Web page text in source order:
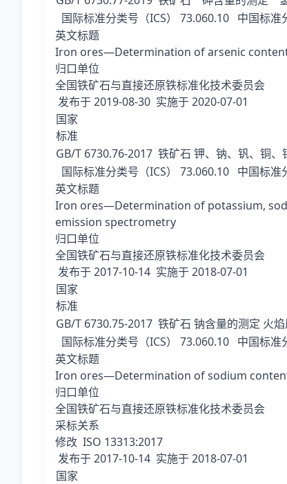
国际标准分类号（ICS）
73.060.10 中国标准
英文标题
Iron ores—Determination of arsenic
归口单位
全国铁矿石与直接还原铁标准化技术委员会
发布于2019-08-30 实施于2020-07-01
国家
标准
GB/T 6730.76-2017 铁矿石 钾、钠、钒、铜
国际标准分类号（ICS）
73.060.10 中国标准
英文标题
Iron ores—Determination of potassium,
emission spectrometry
归口单位
全国铁矿石与直接还原铁标准化技术委员会
发布于2017-10-14 实施于2018-07-01
国家
标准
GB/T 6730.75-2017 铁矿石 钠含量的测定 火
国际标准分类号（ICS）
73.060.10 中国标准
英文标题
Iron ores—Determination of sodium
归口单位
全国铁矿石与直接还原铁标准化技术委员会
采标关系
修改 ISO 13313:2017
发布于2017-10-14 实施于2018-07-01
国家